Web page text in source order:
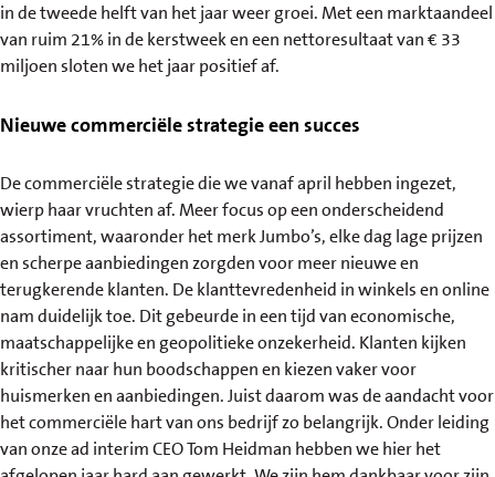
in de tweede helft van het jaar weer groei. Met een marktaandeel
van ruim 21% in de kerstweek en een nettoresultaat van € 33
miljoen sloten we het jaar positief af.
Nieuwe commerciële strategie een succes
De commerciële strategie die we vanaf april hebben ingezet,
wierp haar vruchten af. Meer focus op een onderscheidend
assortiment, waaronder het merk Jumbo’s, elke dag lage prijzen
en scherpe aanbiedingen zorgden voor meer nieuwe en
terugkerende klanten. De klanttevredenheid in winkels en online
nam duidelijk toe. Dit gebeurde in een tijd van economische,
maatschappelijke en geopolitieke onzekerheid. Klanten kijken
kritischer naar hun boodschappen en kiezen vaker voor
huismerken en aanbiedingen. Juist daarom was de aandacht voor
het commerciële hart van ons bedrijf zo belangrijk. Onder leiding
van onze ad interim CEO Tom Heidman hebben we hier het